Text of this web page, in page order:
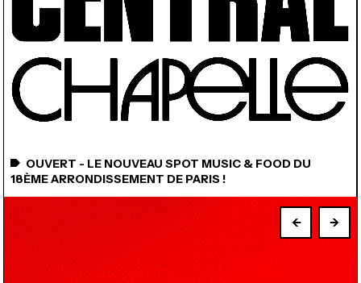
& BEYOND
OUVERT - LE NOUVEAU SPOT MUSIC & FOOD DU
18ÈME ARRONDISSEMENT DE PARIS !